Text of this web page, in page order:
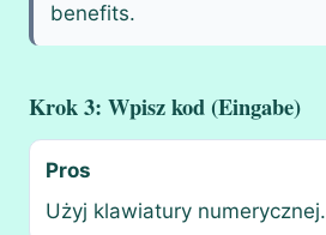
benefits.
Krok 3: Wpisz kod (Eingabe)
Pros
Użyj klawiatury numerycznej.